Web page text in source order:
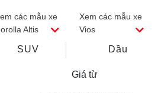
các mẫu xe
Altis
Xem các mẫu xe
Vios
Kiểu dáng
SUV Dầu
Giá từ